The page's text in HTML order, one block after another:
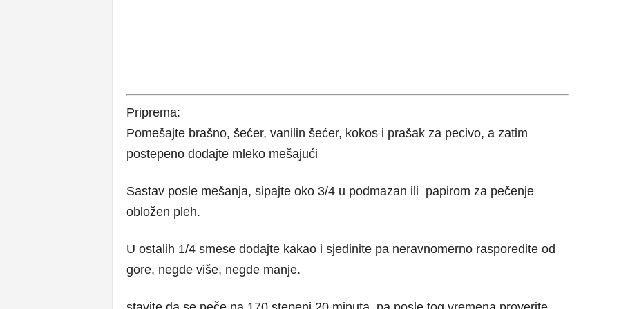
Priprema:
Pomešajte brašno, šećer, vanilin šećer, kokos i prašak za pecivo, a zatim
postepeno dodajte mleko mešajući
Sastav posle mešanja, sipajte oko 3/4 u podmazan ili papirom za pečenje
obložen pleh.
U ostalih 1/4 smese dodajte kakao i sjedinite pa neravnomerno rasporedite od
gore, negde više, negde manje.